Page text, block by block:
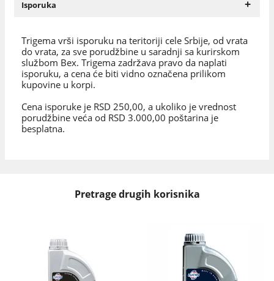
Isporuka +
Trigema vrši isporuku na teritoriji cele Srbije, od vrata
do vrata, za sve porudžbine u saradnji sa kurirskom
službom Bex. Trigema zadržava pravo da naplati
isporuku, a cena će biti vidno označena prilikom
kupovine u korpi.
Cena isporuke je RSD 250,00, a ukoliko je vrednost
porudžbine veća od RSD 3.000,00 poštarina je
besplatna.
Pretrage drugih korisnika